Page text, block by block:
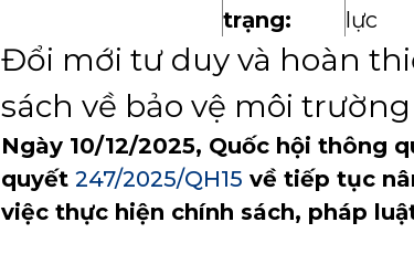
trạng:
lực
Đổi mới tư duy và hoàn
sách về bảo vệ môi trường
Ngày 10/12/2025, Quốc hội thông
quyết 247/2025/QH15 về tiếp tục
việc thực hiện chính sách, pháp